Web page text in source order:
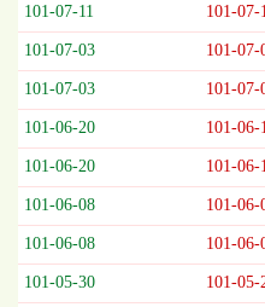
依
序
開
標
期、
截
標
日
期、
公
101-07-11 101-07-
101-07-03 101-07-
101-07-03 101-07-
101-06-20 101-06-
101-06-20 101-06-
101-06-08 101-06-
101-06-08 101-06-
101-05-30 101-05-